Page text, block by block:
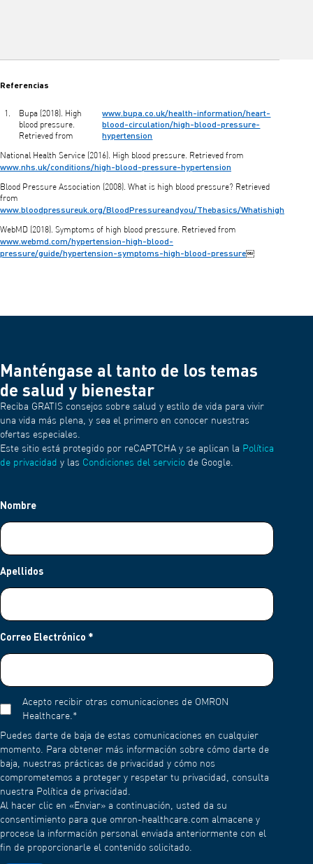
Referencias
Bupa (2018). High
blood pressure.
Retrieved from
www.bupa.co.uk/health-information/heart-
blood-circulation/high-blood-pressure-
hypertension
National Health Service (2016). High blood pressure. Retrieved from
www.nhs.uk/conditions/high-blood-pressure-hypertension
Blood Pressure Association (2008). What is high blood pressure? Retrieved
from
www.bloodpressureuk.org/BloodPressureandyou/Thebasics/Whatishigh
WebMD (2018). Symptoms of high blood pressure. Retrieved from
www.webmd.com/hypertension-high-blood-
pressure/guide/hypertension-symptoms-high-blood-pressure￼
Manténgase al tanto de los temas
de salud y bienestar
Reciba GRATIS consejos sobre salud y estilo de vida para vivir
una vida más plena, y sea el primero en conocer nuestras
ofertas especiales.
Este sitio está protegido por reCAPTCHA y se aplican la Política
de privacidad y las Condiciones del servicio de Google.
Nombre
Apellidos
Correo Electrónico *
Acepto recibir otras comunicaciones de OMRON
Healthcare. *
Puedes darte de baja de estas comunicaciones en cualquier
momento. Para obtener más información sobre cómo darte de
baja, nuestras prácticas de privacidad y cómo nos
comprometemos a proteger y respetar tu privacidad, consulta
nuestra Política de privacidad.
Al hacer clic en «Enviar» a continuación, usted da su
consentimiento para que omron-healthcare.com almacene y
procese la información personal enviada anteriormente con el
fin de proporcionarle el contenido solicitado.